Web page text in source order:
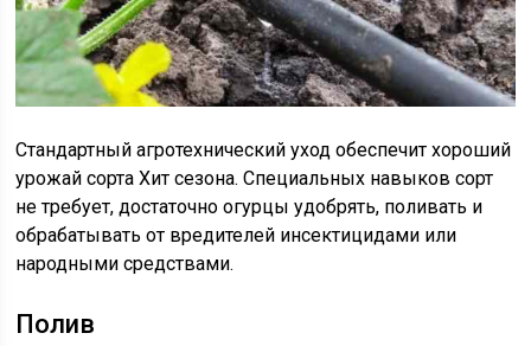
Стандартный агротехнический уход обеспечит хороший
урожай сорта Хит сезона. Специальных навыков сорт
не требует, достаточно огурцы удобрять, поливать и
обрабатывать от вредителей инсектицидами или
народными средствами.
Полив